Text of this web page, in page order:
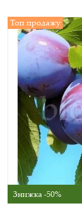
Топ продажу
Знижка -50%